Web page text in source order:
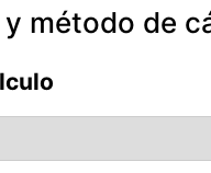
método de